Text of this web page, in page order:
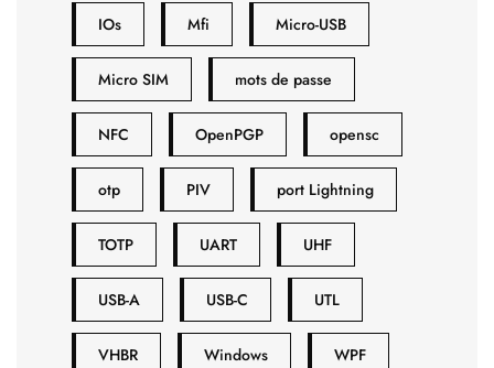
IOs Mfi Micro-USB
Micro SIM mots de passe
NFC OpenPGP opensc
otp PIV port Lightning
TOTP UART UHF
USB-A USB-C UTL
VHBR Windows WPF